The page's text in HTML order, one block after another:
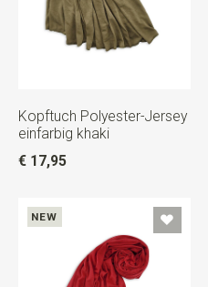
Kopftuch Polyester-Jersey
einfarbig khaki
€ 17,95
NEW